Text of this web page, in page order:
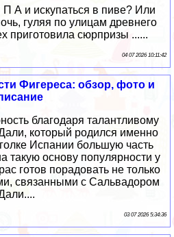
А и искупаться в пиве? Или
гуляя по улицам древнего
приготовила сюрпризы ......
04 07 2026 10:11:42
Фигереса: обзор, фото и
благодаря талантливому
который родился именно
Испании большую часть
такую основу популярности у
готов порадовать не только
связанными с Сальвадором
03 07 2026 5:34:36